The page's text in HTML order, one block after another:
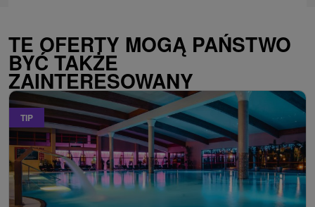
TE OFERTY MOGĄ PAŃSTWO
BYĆ TAKŻE
ZAINTERESOWANY
TIP